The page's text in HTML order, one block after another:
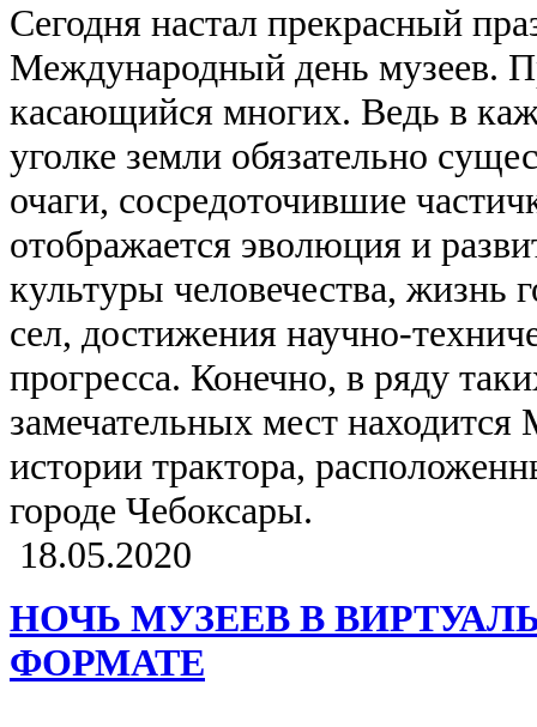
Сегодня настал прекрасный
Международный день музеев.
касающийся многих. Ведь в
уголке земли обязательно
очаги, сосредоточившие
отображается эволюция и
культуры человечества, жизнь
сел, достижения научно-
прогресса. Конечно, в ряду
замечательных мест находится
истории трактора,
городе Чебоксары.
18.05.2020
НОЧЬ МУЗЕЕВ В
ФОРМАТЕ